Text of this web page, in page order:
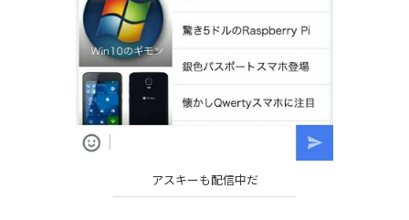
アスキーも配信中だ